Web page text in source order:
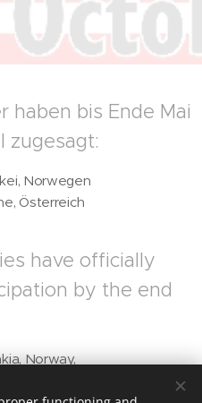
haben bis Ende Mai
zugesagt:
Norwegen
Österreich
have officially
by the end
Norway,